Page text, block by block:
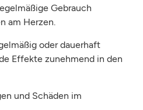
Gebrauch
am Herzen.
oder dauerhaft
Effekte zunehmend in den
und Schäden im